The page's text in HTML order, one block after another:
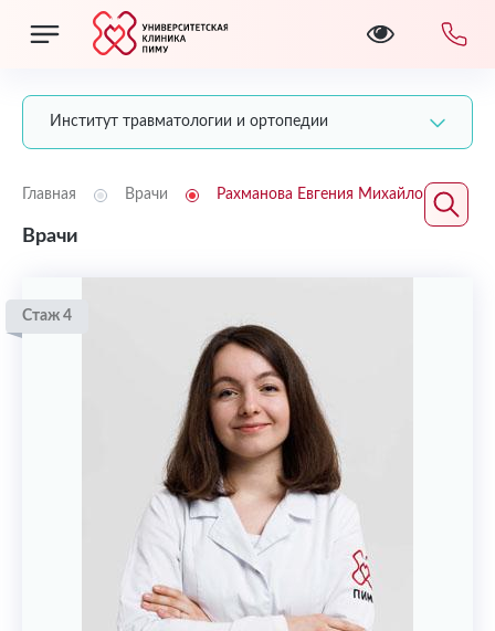
Институт травматологии и ортопедии
Главная Врачи Рахманова Евгения Михайловна
Врачи
Стаж 4